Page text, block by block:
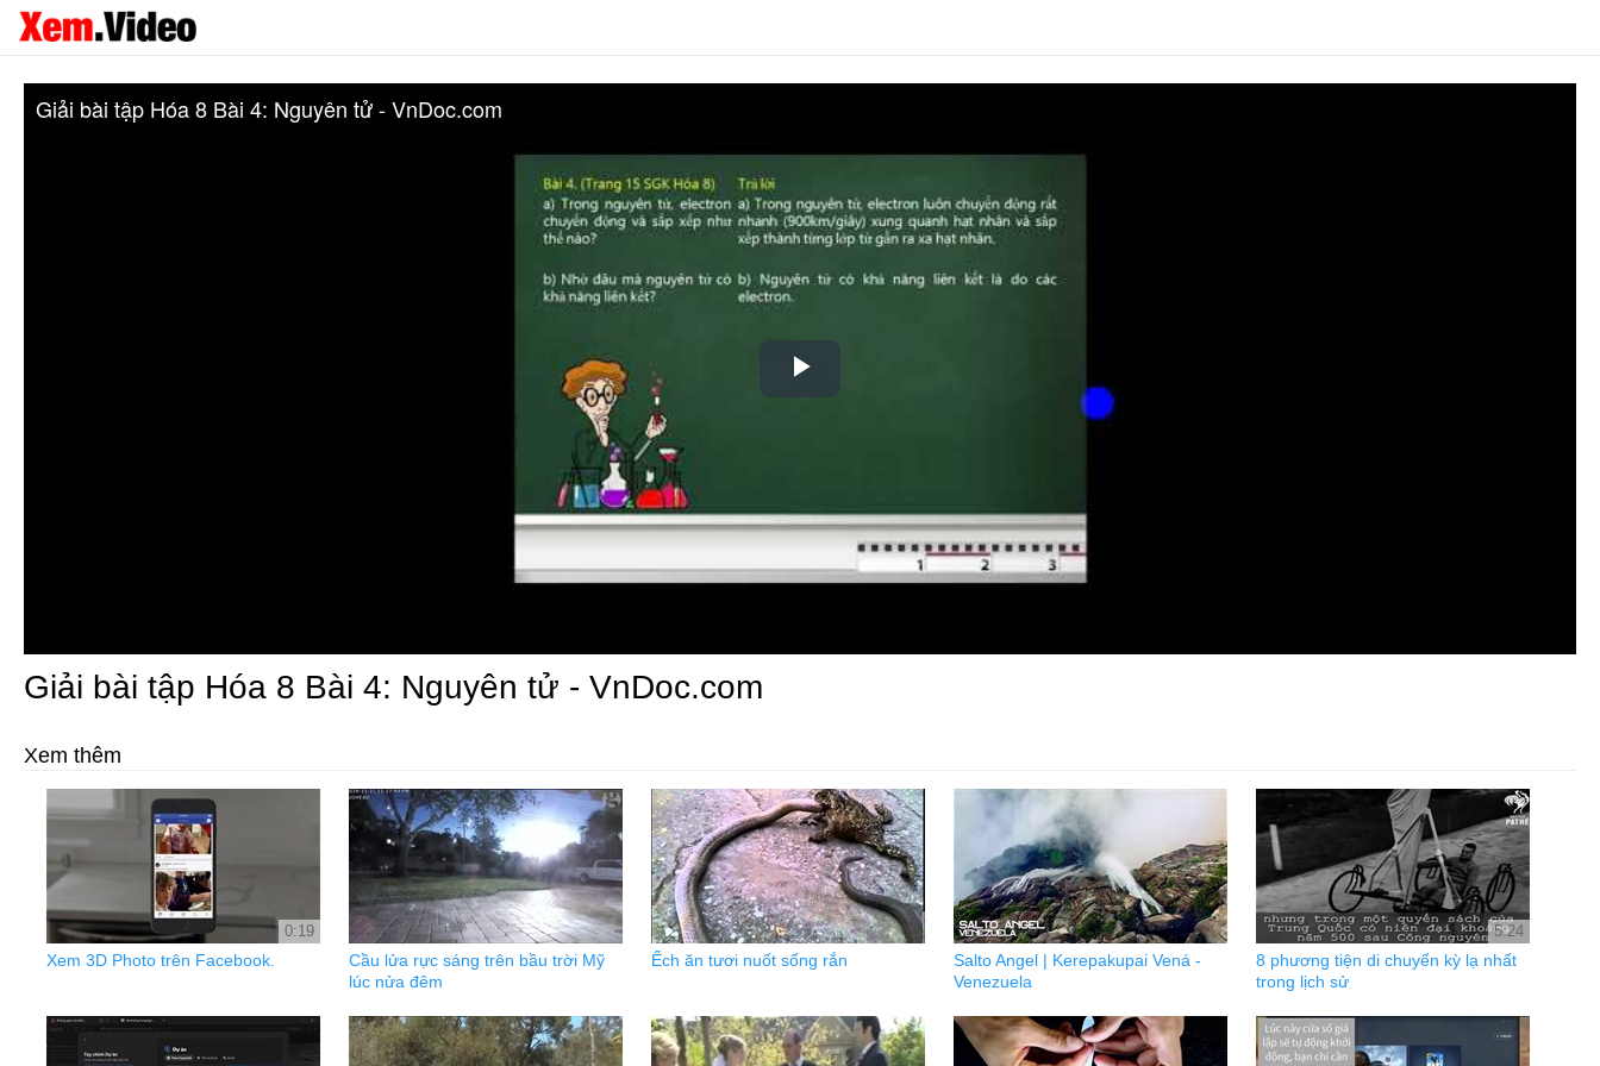
Giải bài tập Hóa 8 Bài 4: Nguyên tử - VnDoc.com
Giải bài tập Hóa 8 Bài 4: Nguyên tử - VnDoc.com
Xem thêm
0:19
Xem 3D Photo trên Facebook.
Cầu lửa rực sáng trên bầu trời Mỹ
lúc nửa đêm
Ếch ăn tươi nuốt sống rắn
Salto Angel | Kerepakupai Vená -
Venezuela
5:24
8 phương tiện di chuyển kỳ lạ nhất
trong lịch sử